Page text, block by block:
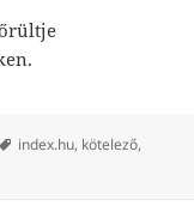
Címke
index.hu, kötelező,